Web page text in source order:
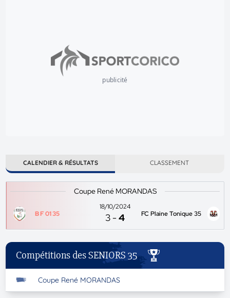
publicité
CALENDIER & RÉSULTATS CLASSEMENT
Coupe René MORANDAS
B F 01 35
18/10/2024
3 -4 FC Plaine Tonique 35
Compétitions des SENIORS 35
Coupe René MORANDAS